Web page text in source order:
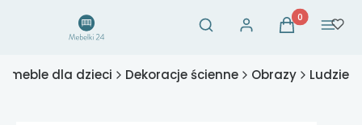
Otwórz wyszukiwarkę
Szukaj Zaloguj sięProdukty w
Koszyk Menu
meble dla dzieci Dekoracje ścienne Obrazy Ludzie